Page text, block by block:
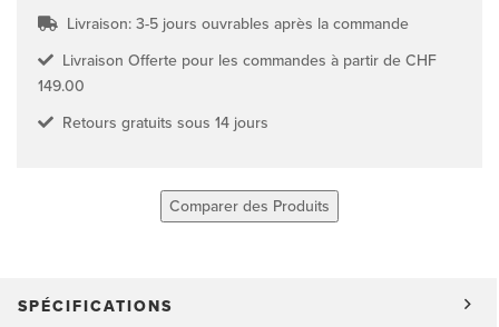
Livraison: 3-5 jours ouvrables après la commande
Livraison Offerte pour les commandes à partir de CHF
149.00
Retours gratuits sous 14 jours
Comparer des Produits
SPÉCIFICATIONS